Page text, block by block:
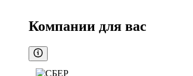
Компании для вас